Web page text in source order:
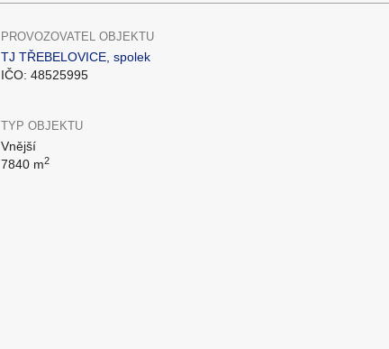
PROVOZOVATEL OBJEKTU
TJ TŘEBELOVICE, spolek
IČO: 48525995
TYP OBJEKTU
Vnější
7840 m2